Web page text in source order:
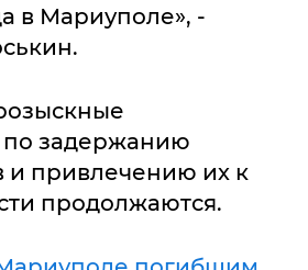
в Мариуполе», -
задержанию
и привлечению их к
продолжаются.